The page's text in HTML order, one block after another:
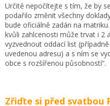
Určitě nepočítejte s tím, že by
podařilo změnit všechny
bude oficiálně zadán na
kvůli zahlcenosti může trvat i 2
vyzvednout oddací list
uvedenou adresu) a s ním se
obce s rozšířenou působností“.
Zřiďte si před svatbou